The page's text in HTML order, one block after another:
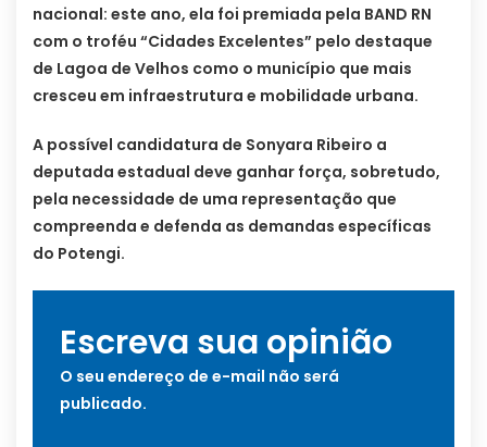
nacional: este ano, ela foi premiada pela BAND RN
com o troféu “Cidades Excelentes” pelo destaque
de Lagoa de Velhos como o município que mais
cresceu em infraestrutura e mobilidade urbana.
A possível candidatura de Sonyara Ribeiro a
deputada estadual deve ganhar força, sobretudo,
pela necessidade de uma representação que
compreenda e defenda as demandas específicas
do Potengi.
Escreva sua opinião
O seu endereço de e-mail não será
publicado.